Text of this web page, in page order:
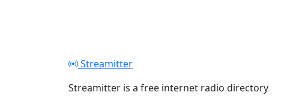
Streamitter
Streamitter is a free internet radio directory